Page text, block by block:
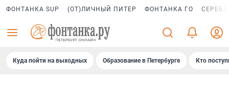
ФОНТАНКА SUP (ОТ)ЛИЧНЫЙ ПИТЕР ФОНТАНКА ГО
Куда пойти на выходных Образование в Петербурге Кто